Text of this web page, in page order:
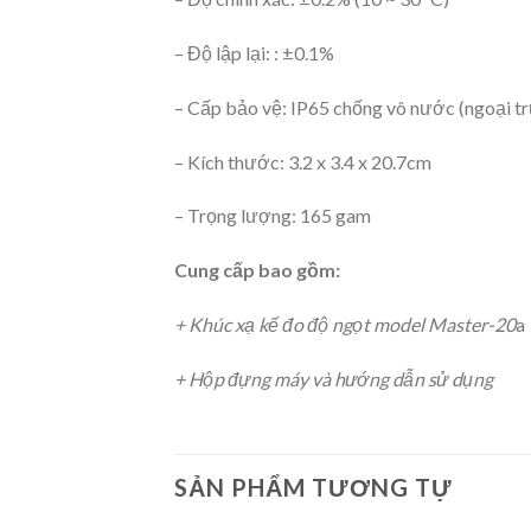
– Độ lập lại: : ±0.1%
– Cấp bảo vệ: IP65 chống vô nước (ngoại
– Kích thước: 3.2 x 3.4 x 20.7cm
– Trọng lượng: 165 gam
Cung cấp bao gồm:
+ Khúc xạ kế đo độ ngọt model Master-20a
+ Hộp đựng máy và hướng dẫn sử dụng
SẢN PHẨM TƯƠNG TỰ